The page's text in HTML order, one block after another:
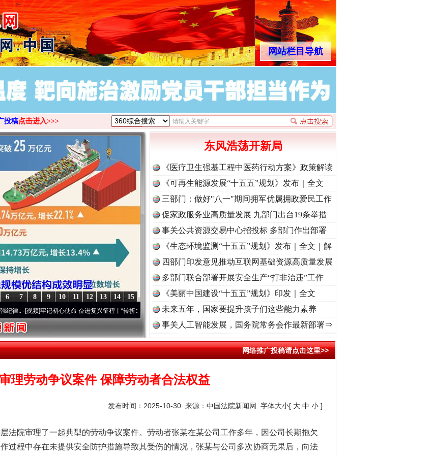
>
网站栏目导航
投稿点击进入>>>
15
14
13
12
11
10
9
8
7
6
视频]牢记初心使命 奋进复兴征程丨“转折之城”激荡.. ·[视频] 牢记初心使命 奋进复兴征程丨红船起航处 潮起..·[视频]一首歌的时间，读懂乐至的“诗与远方”
东风浩荡开新局
《医疗卫生强基工程中医药行动方案》政策解读
《可再生能源发展“十五五”规划》发布｜全文
三部门：做好"八一"期间拥军优属拥政爱民工作
促家政服务业高质量发展 九部门出台19条举措
事关公共资源交易中心招投标 多部门作出部署
《生态环境监测“十五五”规划》发布｜全文｜解
读
四部门印发意见推动互联网基础资源高质量发展
多部门联合部署开展安全生产“打非治违”工作
《美丽中国建设“十五五”规划》印发｜全文
未来五年，国家要提升孩子们这些能力素养
事关人工智能发展，国务院常务会作最新部署⇒
网络推广投稿请点击这里>>
理劳动争议案件 保障劳动者合法权益
发布时间：2025-10-30 来源： 中国法院新闻网 字体大小[ 大 中 小 ]
法院审理了一起典型的劳动争议案件。劳动者张某在某公司工作多年，因公司长期拖欠
过程中存在未提供安全防护措施导致其受伤的情况，张某与公司多次协商无果后，向法
茶叶“炒上天”
“神药”背后的真相
法官巧妙执行解纠纷
今年投资意愿榜揭晓 新中国诞生的见证